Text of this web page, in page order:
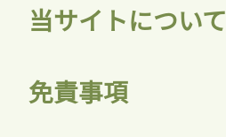
当サイトについて
免責事項